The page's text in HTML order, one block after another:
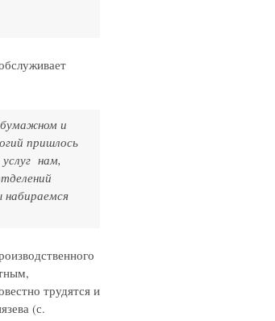
и
пришлось
нам,
набираемся
трудятся и
(с.